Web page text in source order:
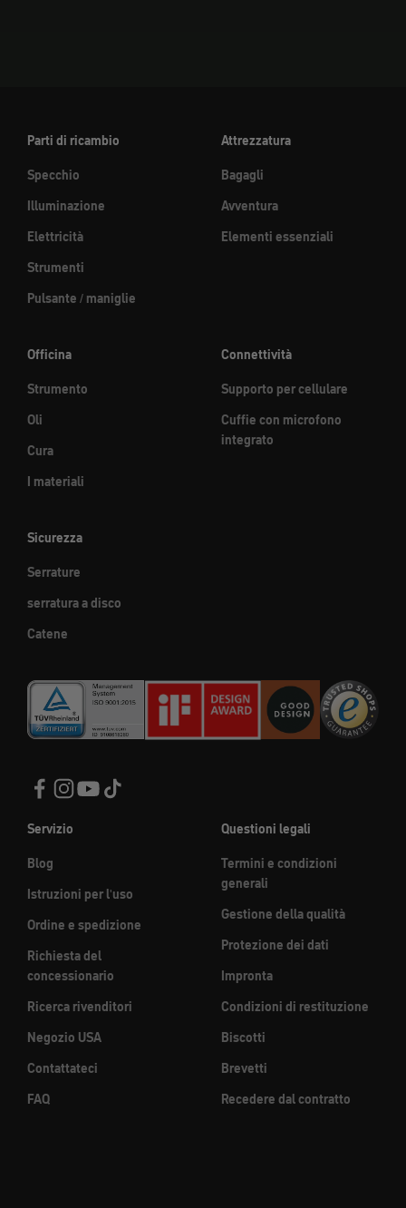
Parti di ricambio
Specchio
Illuminazione
Elettricità
Strumenti
Pulsante / maniglie
Attrezzatura
Bagagli
Avventura
Elementi essenziali
Officina
Strumento
Oli
Cura
I materiali
Connettività
Supporto per cellulare
Cuffie con microfono
integrato
Sicurezza
Serrature
serratura a disco
Catene
Servizio
Blog
Istruzioni per l'uso
Ordine e spedizione
Richiesta del
concessionario
Ricerca rivenditori
Negozio USA
Contattateci
FAQ
Questioni legali
Termini e condizioni
generali
Gestione della qualità
Protezione dei dati
Impronta
Condizioni di restituzione
Biscotti
Brevetti
Recedere dal contratto